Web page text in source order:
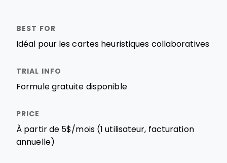
Idéal pour les cartes heuristiques collaboratives
Formule gratuite disponible
À partir de 5$/mois (1 utilisateur, facturation
annuelle)